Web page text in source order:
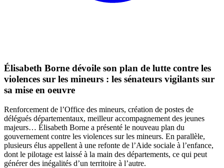
Élisabeth Borne dévoile son plan de lutte contre les
violences sur les mineurs : les sénateurs vigilants sur
sa mise en oeuvre
Renforcement de l’Office des mineurs, création de postes de
délégués départementaux, meilleur accompagnement des jeunes
majeurs… Élisabeth Borne a présenté le nouveau plan du
gouvernement contre les violences sur les mineurs. En parallèle,
plusieurs élus appellent à une refonte de l’Aide sociale à l’enfance,
dont le pilotage est laissé à la main des départements, ce qui peut
générer des inégalités d’un territoire à l’autre.